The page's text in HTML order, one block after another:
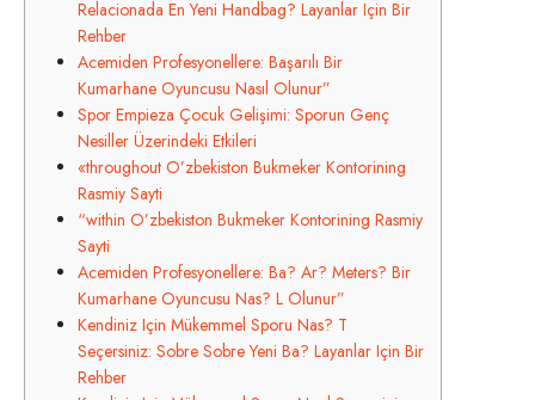
Relacionada En Yeni Handbag? Layanlar Için Bir
Rehber
Acemiden Profesyonellere: Başarılı Bir
Kumarhane Oyuncusu Nasıl Olunur”
Spor Empieza Çocuk Gelişimi: Sporun Genç
Nesiller Üzerindeki Etkileri
«throughout O’zbekiston Bukmeker Kontorining
Rasmiy Sayti​
“within O’zbekiston Bukmeker Kontorining Rasmiy
Sayti​
Acemiden Profesyonellere: Ba? Ar? Meters? Bir
Kumarhane Oyuncusu Nas? L Olunur”
Kendiniz Için Mükemmel Sporu Nas? T
Seçersiniz: Sobre Sobre Yeni Ba? Layanlar Için Bir
Rehber